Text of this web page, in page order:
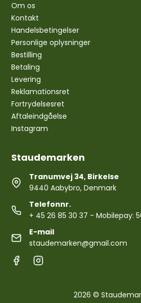
Om os
Kontakt
Handelsbetingelser
Personlige oplysninger
Bestilling
Betaling
Levering
Reklamationsret
Fortrydelsesret
Aftaleindgåelse
Instagram
Staudemarken
Tranumvej 34, Birkelse
9440 Aabybro, Denmark
Telefonnr.
+ 45 26 85 30 37 - Mobilepay:
E-mail
staudemarken@gmail.com
2026 ©